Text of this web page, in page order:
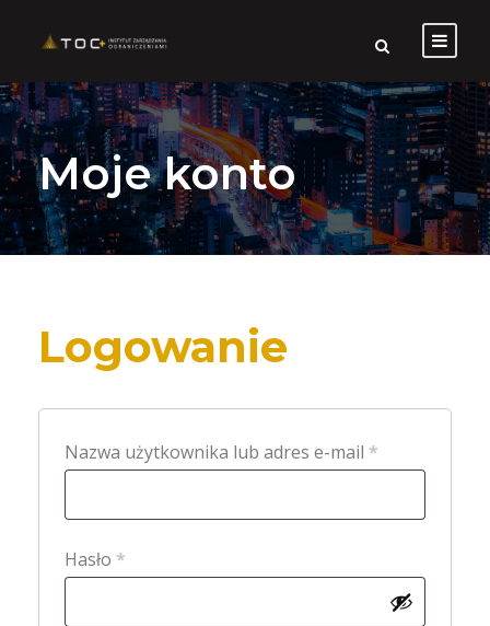
Moje konto
Logowanie
Nazwa użytkownika lub adres e-mail *
m
Hasło *